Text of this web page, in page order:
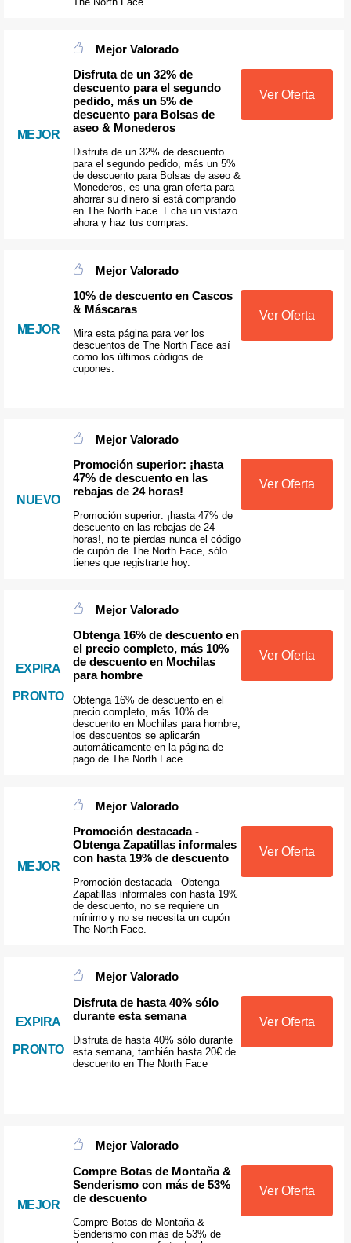
MEJOR
Mejor Valorado
Disfruta de un 32% de
descuento para el segundo
pedido, más un 5% de
descuento para Bolsas de
aseo & Monederos
Disfruta de un 32% de descuento
para el segundo pedido, más un 5%
de descuento para Bolsas de aseo &
Monederos, es una gran oferta para
ahorrar su dinero si está comprando
en The North Face. Echa un vistazo
ahora y haz tus compras.
Ver Oferta
MEJOR
Mejor Valorado
10% de descuento en Cascos
& Máscaras
Mira esta página para ver los
descuentos de The North Face así
como los últimos códigos de
cupones.
Ver Oferta
NUEVO
Mejor Valorado
Promoción superior: ¡hasta
47% de descuento en las
rebajas de 24 horas!
Promoción superior: ¡hasta 47% de
descuento en las rebajas de 24
horas!, no te pierdas nunca el código
de cupón de The North Face, sólo
tienes que registrarte hoy.
Ver Oferta
EXPIRA
PRONTO
Mejor Valorado
Obtenga 16% de descuento en
el precio completo, más 10%
de descuento en Mochilas
para hombre
Obtenga 16% de descuento en el
precio completo, más 10% de
descuento en Mochilas para hombre,
los descuentos se aplicarán
automáticamente en la página de
pago de The North Face.
Ver Oferta
MEJOR
Mejor Valorado
Promoción destacada -
Obtenga Zapatillas informales
con hasta 19% de descuento
Promoción destacada - Obtenga
Zapatillas informales con hasta 19%
de descuento, no se requiere un
mínimo y no se necesita un cupón
The North Face.
Ver Oferta
EXPIRA
PRONTO
Mejor Valorado
Disfruta de hasta 40% sólo
durante esta semana
Disfruta de hasta 40% sólo durante
esta semana, también hasta 20€ de
descuento en The North Face
Ver Oferta
MEJOR
Mejor Valorado
Compre Botas de Montaña &
Senderismo con más de 53%
de descuento
Compre Botas de Montaña &
Senderismo con más de 53% de
Ver Oferta